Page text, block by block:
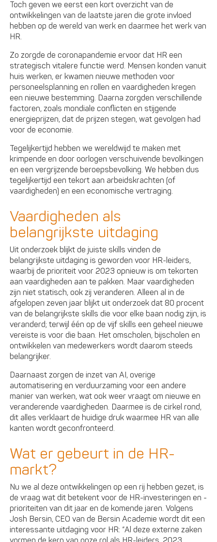
Toch geven we eerst een kort overzicht van de
ontwikkelingen van de laatste jaren die grote invloed
hebben op de wereld van werk en daarmee het werk van
HR.
Zo zorgde de coronapandemie ervoor dat HR een
strategisch vitalere functie werd. Mensen konden vanuit
huis werken, er kwamen nieuwe methoden voor
personeelsplanning en rollen en vaardigheden kregen
een nieuwe bestemming. Daarna zorgden verschillende
factoren, zoals mondiale conflicten en stijgende
energieprijzen, dat de prijzen stegen, wat gevolgen had
voor de economie.
Tegelijkertijd hebben we wereldwijd te maken met
krimpende en door oorlogen verschuivende bevolkingen
en een vergrijzende beroepsbevolking. We hebben dus
tegelijkertijd een tekort aan arbeidskrachten (of
vaardigheden) en een economische vertraging.
Vaardigheden als
belangrijkste uitdaging
Uit onderzoek blijkt de juiste skills vinden de
belangrijkste uitdaging is geworden voor HR-leiders,
waarbij de prioriteit voor 2023 opnieuw is om tekorten
aan vaardigheden aan te pakken. Maar vaardigheden
zijn niet statisch, ook zij veranderen. Alleen al in de
afgelopen zeven jaar blijkt uit onderzoek dat 80 procent
van de belangrijkste skills die voor elke baan nodig zijn, is
veranderd; terwijl één op de vijf skills een geheel nieuwe
vereiste is voor die baan. Het omscholen, bijscholen en
ontwikkelen van medewerkers wordt daarom steeds
belangrijker.
Daarnaast zorgen de inzet van AI, overige
automatisering en verduurzaming voor een andere
manier van werken, wat ook weer vraagt om nieuwe en
veranderende vaardigheden. Daarmee is de cirkel rond,
dit alles verklaart de huidige druk waarmee HR van alle
kanten wordt geconfronteerd.
Wat er gebeurt in de HR-
markt?
Nu we al deze ontwikkelingen op een rij hebben gezet, is
de vraag wat dit betekent voor de HR-investeringen en -
prioriteiten van dit jaar en de komende jaren. Volgens
Josh Bersin, CEO van de Bersin Academie wordt dit een
interessante uitdaging voor HR: “Al deze externe zaken